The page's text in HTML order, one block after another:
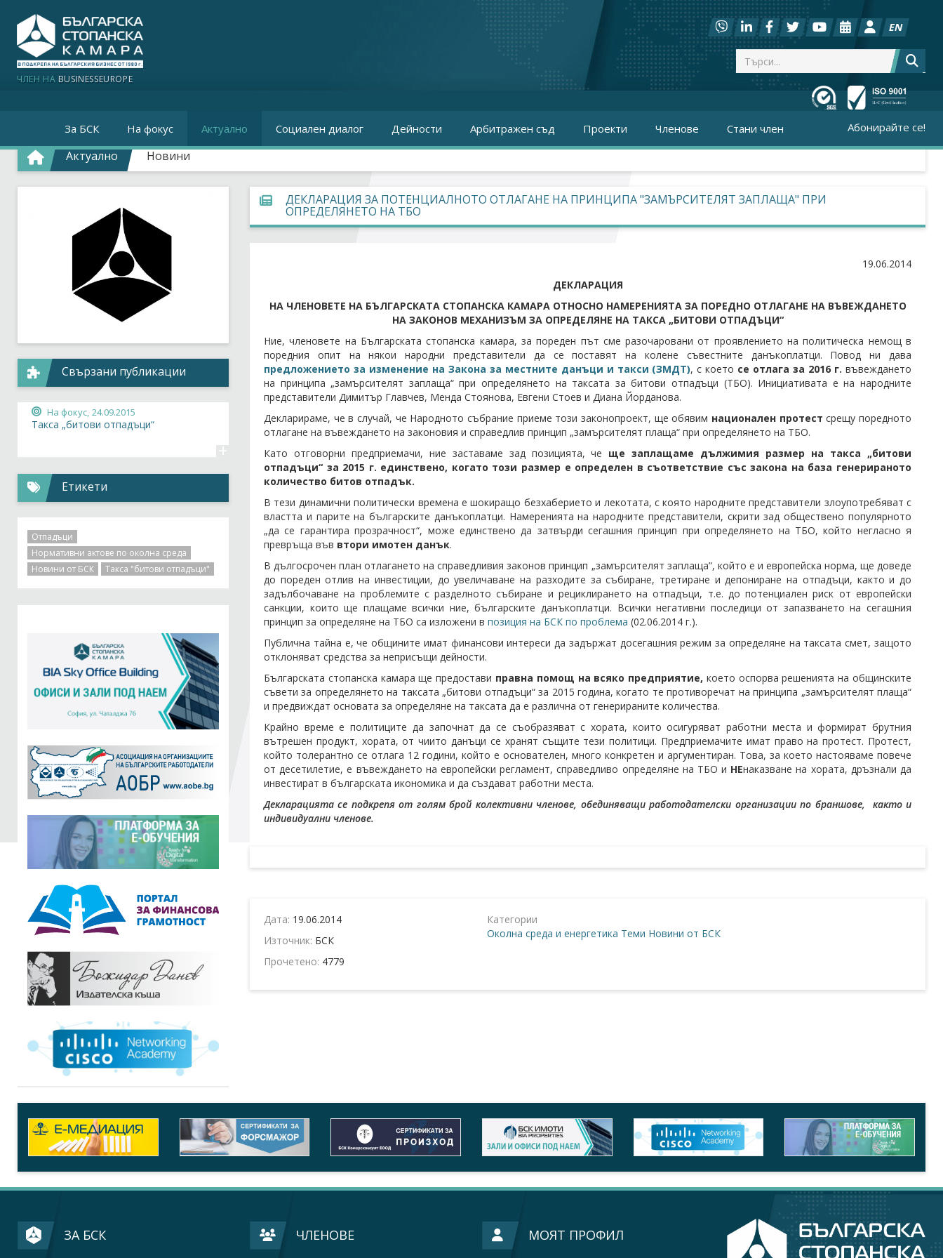
ЧЛЕН НА BUSINESSEUROPE
EN
За БСК На фокус Актуално Социален диалог Дейности Арбитражен съд Проекти Членове Стани член Абонирайте се!
Актуално Новини
ДЕКЛАРАЦИЯ ЗА ПОТЕНЦИАЛНОТО ОТЛАГАНЕ НА ПРИНЦИПА "ЗАМЪРСИТЕЛЯТ ЗАПЛАЩА" ПРИ
ОПРЕДЕЛЯНЕТО НА ТБО
19.06.2014
ДЕКЛАРАЦИЯ
НА ЧЛЕНОВЕТЕ НА БЪЛГАРСКАТА СТОПАНСКА КАМАРА ОТНОСНО НАМЕРЕНИЯТА ЗА ПОРЕДНО ОТЛАГАНЕ НА ВЪВЕЖДАНЕТО
НА ЗАКОНОВ МЕХАНИЗЪМ ЗА ОПРЕДЕЛЯНЕ НА ТАКСА „БИТОВИ ОТПАДЪЦИ“
Ние, членовете на Българската стопанска камара, за пореден път сме разочаровани от проявлението на политическа немощ в
поредния опит на някои народни представители да се поставят на колене съвестните данъкоплатци. Повод ни дава
предложението за изменение на Закона за местните данъци и такси (ЗМДТ), с което се отлага за 2016 г. въвеждането
на принципа „замърсителят заплаща“ при определянето на таксата за битови отпадъци (ТБО). Инициативата е на народните
представители Димитър Главчев, Менда Стоянова, Евгени Стоев и Диана Йорданова.
Декларираме, че в случай, че Народното събрание приеме този законопроект, ще обявим национален протест срещу поредното
отлагане на въвеждането на законовия и справедлив принцип „замърсителят плаща“ при определянето на ТБО.
Като отговорни предприемачи, ние заставаме зад позицията, че ще заплащаме дължимия размер на такса „битови
отпадъци“ за 2015 г. единствено, когато този размер е определен в съответствие със закона на база генерираното
количество битов отпадък.
В тези динамични политически времена е шокиращо безхаберието и лекотата, с която народните представители злоупотребяват с
властта и парите на българските данъкоплатци. Намеренията на народните представители, скрити зад обществено популярното
„да се гарантира прозрачност“, може единствено да затвърди сегашния принцип при определянето на ТБО, който негласно я
превръща във втори имотен данък.
В дългосрочен план отлагането на справедливия законов принцип „замърсителят заплаща”, който е и европейска норма, ще доведе
до пореден отлив на инвестиции, до увеличаване на разходите за събиране, третиране и депониране на отпадъци, както и до
задълбочаване на проблемите с разделното събиране и рециклирането на отпадъци, т.е. до потенциален риск от европейски
санкции, които ще плащаме всички ние, българските данъкоплатци. Всички негативни последици от запазването на сегашния
принцип за определяне на ТБО са изложени в позиция на БСК по проблема (02.06.2014 г.).
Публична тайна е, че общините имат финансови интереси да задържат досегашния режим за определяне на таксата смет, защото
отклоняват средства за неприсъщи дейности.
Българската стопанска камара ще предостави правна помощ на всяко предприятие, което оспорва решенията на общинските
съвети за определянето на таксата „битови отпадъци“ за 2015 година, когато те противоречат на принципа „замърсителят плаща“
и предвиждат основата за определяне на таксата да е различна от генерираните количества.
Крайно време е политиците да започнат да се съобразяват с хората, които осигуряват работни места и формират брутния
вътрешен продукт, хората, от чиито данъци се хранят същите тези политици. Предприемачите имат право на протест. Протест,
който толерантно се отлага 12 години, който е основателен, много конкретен и аргументиран. Това, за което настояваме повече
от десетилетие, е въвеждането на европейски регламент, справедливо определяне на ТБО и НЕнаказване на хората, дръзнали да
инвестират в българската икономика и да създават работни места.
Декларацията се подкрепя от голям брой колективни членове, обединяващи работодателски организации по браншове, както и
индивидуални членове.
Дата: 19.06.2014
Източник: БСК
Прочетено: 4779
Категории
Околна среда и енергетика Теми Новини от БСК
Свързани публикации
На фокус, 24.09.2015
Такса „битови отпадъци“
+
Етикети
Отпадъци
Нормативни актове по околна среда
Новини от БСК
Такса "битови отпадъци"
ЗА БСК ЧЛЕНОВЕ МОЯТ ПРОФИЛ